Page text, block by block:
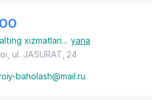
xizmatlari... yana
ul. JASURAT , 24
baholash@mail.ru